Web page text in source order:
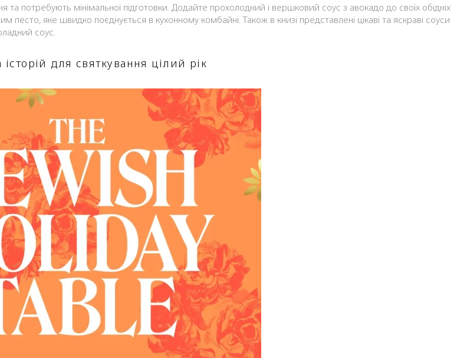
та потребують мінімальної підготовки. Додайте прохолодний і вершковий соус з авокадо до своїх обідніх
песто, яке швидко поєднується в кухонному комбайні. Також в книзі представлені цікаві та яскраві соуси
соус.
для святкування цілий рік